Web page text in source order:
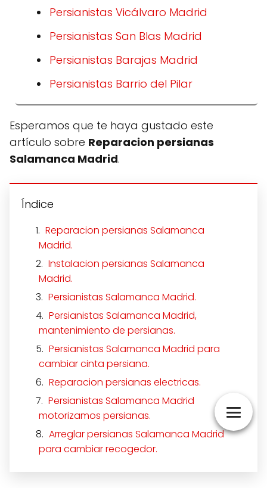
Persianistas Vicálvaro Madrid
Persianistas San Blas Madrid
Persianistas Barajas Madrid
Persianistas Barrio del Pilar
Esperamos que te haya gustado este
artículo sobre Reparacion persianas
Salamanca Madrid.
Índice
Reparacion persianas Salamanca
Madrid.
Instalacion persianas Salamanca
Madrid.
Persianistas Salamanca Madrid.
Persianistas Salamanca Madrid,
mantenimiento de persianas.
Persianistas Salamanca Madrid para
cambiar cinta persiana.
Reparacion persianas electricas.
Persianistas Salamanca Madrid
motorizamos persianas.
Arreglar persianas Salamanca Madrid
para cambiar recogedor.